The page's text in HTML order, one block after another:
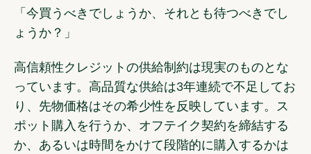
「今買うべきでしょうか、それとも待つべきでし
ょうか？」
高信頼性クレジットの供給制約は現実のものとな
っています。高品質な供給は3年連続で不足してお
り、先物価格はその希少性を反映しています。ス
ポット購入を行うか、オフテイク契約を締結する
か、あるいは時間をかけて段階的に購入するかは